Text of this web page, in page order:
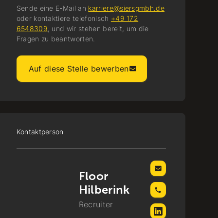
Sende eine E-Mail an karriere@siersgmbh.de
oder kontaktiere telefonisch +49 172
6548309, und wir stehen bereit, um die
Fragen zu beantworten.
Auf diese Stelle bewerben
Kontaktperson
Floor
Hilberink
Recruiter